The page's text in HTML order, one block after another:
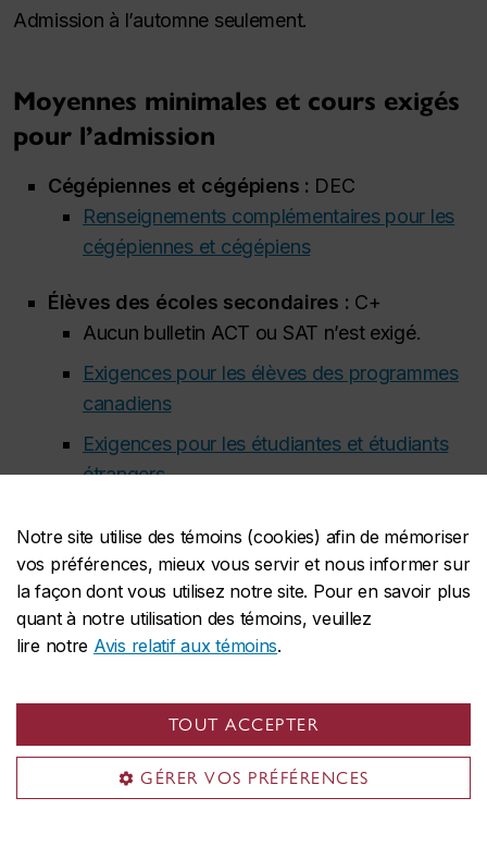
Notre site utilise des témoins (cookies) afin de mémoriser
vos préférences, mieux vous servir et nous informer sur
la façon dont vous utilisez notre site. Pour en savoir plus
quant à notre utilisation des témoins, veuillez
lire notre Avis relatif aux témoins.
TOUT ACCEPTER
GÉRER VOS PRÉFÉRENCES
Admission à l’automne seulement.
Moyennes minimales et cours exigés
pour l’admission
Cégépiennes et cégépiens : DEC
Renseignements complémentaires pour les
cégépiennes et cégépiens
Élèves des écoles secondaires : C+
Aucun bulletin ACT ou SAT n’est exigé.
Exigences pour les élèves des programmes
canadiens
Exigences pour les étudiantes et étudiants
étrangers
Titulaires d’un baccalauréat international :26
Programme à orientation professionnelle du
baccalauréat international (POP) :4.3/7
Autres exigences du programme à
orientation professionnelle (POP)
Titulaires d’un baccalauréat français :
Système d’éducation britannique (GCE)
A-Level (Advance Level):CD à au moins